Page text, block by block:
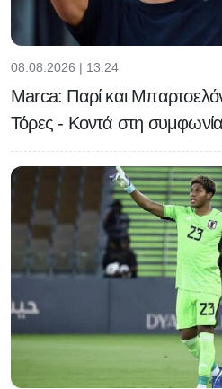
08.08.2026 | 13:24
Marca: Παρί και
Τόρες - Κοντά στη συμφωνία